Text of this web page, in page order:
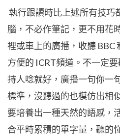
執行跟讀時比上述所有技巧
腦，不必作筆記，更不用花
裡或車上的廣播，收聽 BBC
方便的 ICRT頻道。不一定
持人唸就好，廣播一句你一
標準，沒聽過的也模仿出相
要培養出一種天然的語感，
合平時累積的單字量，聽的